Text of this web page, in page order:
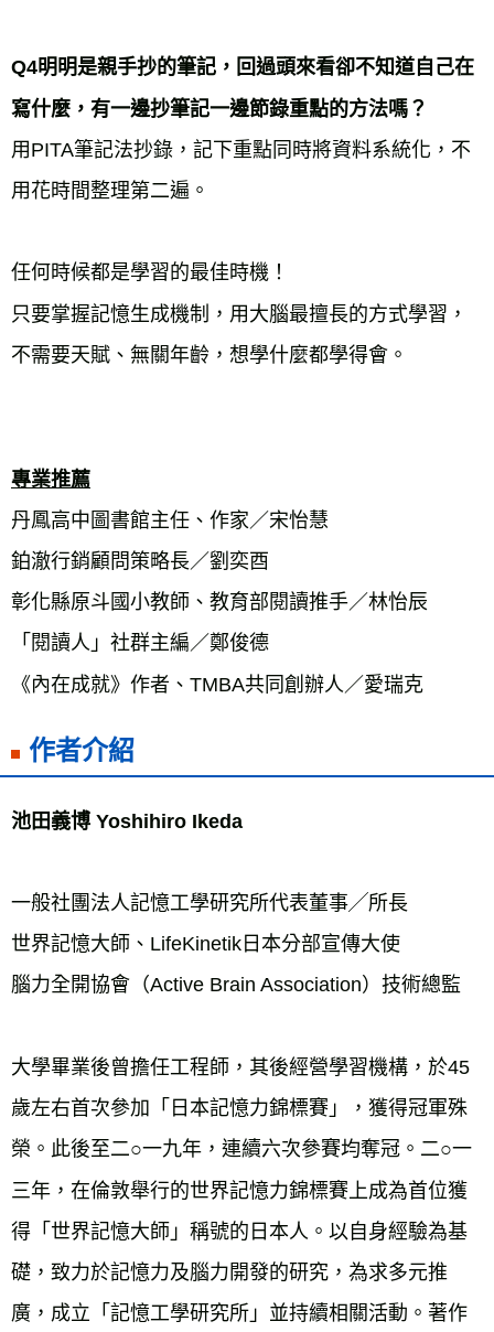
Q4明明是親手抄的筆記，回過頭來看卻不知道自己在
寫什麼，有一邊抄筆記一邊節錄重點的方法嗎？
用PITA筆記法抄錄，記下重點同時將資料系統化，不
用花時間整理第二遍。
任何時候都是學習的最佳時機！
只要掌握記憶生成機制，用大腦最擅長的方式學習，
不需要天賦、無關年齡，想學什麼都學得會。
專業推薦
丹鳳高中圖書館主任、作家／宋怡慧
鉑澈行銷顧問策略長／劉奕酉
彰化縣原斗國小教師、教育部閱讀推手／林怡辰
「閱讀人」社群主編／鄭俊德
《內在成就》作者、TMBA共同創辦人／愛瑞克
作者介紹
池田義博 Yoshihiro Ikeda
一般社團法人記憶工學研究所代表董事╱所長
世界記憶大師、LifeKinetik日本分部宣傳大使
腦力全開協會（Active Brain Association）技術總監
大學畢業後曾擔任工程師，其後經營學習機構，於45
歲左右首次參加「日本記憶力錦標賽」，獲得冠軍殊
榮。此後至二○一九年，連續六次參賽均奪冠。二○一
三年，在倫敦舉行的世界記憶力錦標賽上成為首位獲
得「世界記憶大師」稱號的日本人。以自身經驗為基
礎，致力於記憶力及腦力開發的研究，為求多元推
廣，成立「記憶工學研究所」並持續相關活動。著作